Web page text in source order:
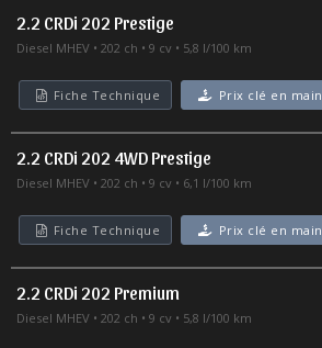
2.2 CRDi 202 Prestige
Diesel MHEV 202 ch 9 cv 5,8 l/100 km
Fiche Technique Prix clé en main
2.2 CRDi 202 4WD Prestige
Diesel MHEV 202 ch 9 cv 6,1 l/100 km
Fiche Technique Prix clé en main
2.2 CRDi 202 Premium
Diesel MHEV 202 ch 9 cv 5,8 l/100 km